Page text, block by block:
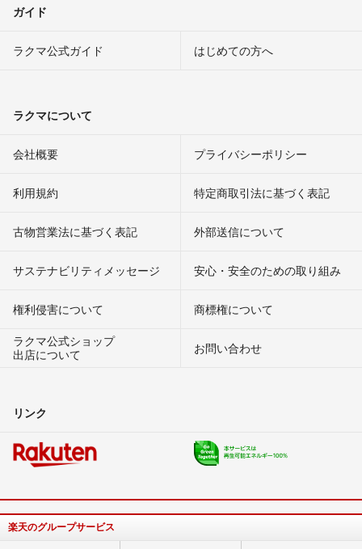
ガイド
ラクマ公式ガイド はじめての方へ
ラクマについて
会社概要 プライバシーポリシー
利用規約 特定商取引法に基づく表記
古物営業法に基づく表記 外部送信について
サステナビリティメッセージ 安心・安全のための取り組み
権利侵害について
商標権について
ラクマ公式ショップ
出店について
お問い合わせ
リンク
楽天のグループサービス